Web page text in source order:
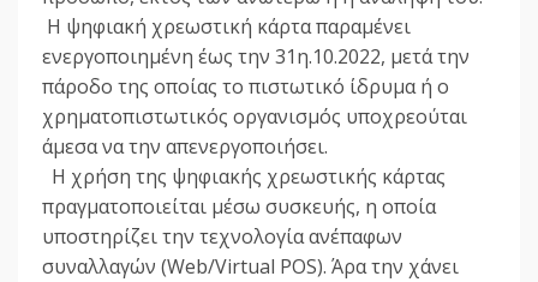
Η ψηφιακή χρεωστική κάρτα παραμένει
ενεργοποιημένη έως την 31η.10.2022, μετά την
πάροδο της οποίας το πιστωτικό ίδρυμα ή ο
χρηματοπιστωτικός οργανισμός υποχρεούται
άμεσα να την απενεργοποιήσει.
Η χρήση της ψηφιακής χρεωστικής κάρτας
πραγματοποιείται μέσω συσκευής, η οποία
υποστηρίζει την τεχνολογία ανέπαφων
συναλλαγών (Web/Virtual POS). Άρα την χάνει